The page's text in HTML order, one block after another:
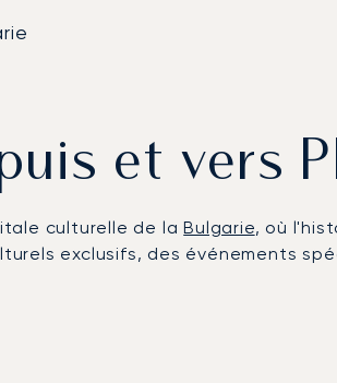
et vers
culturelle de laBulgarie, où
exclusifs, des événements
et à vos préférences. À bord,